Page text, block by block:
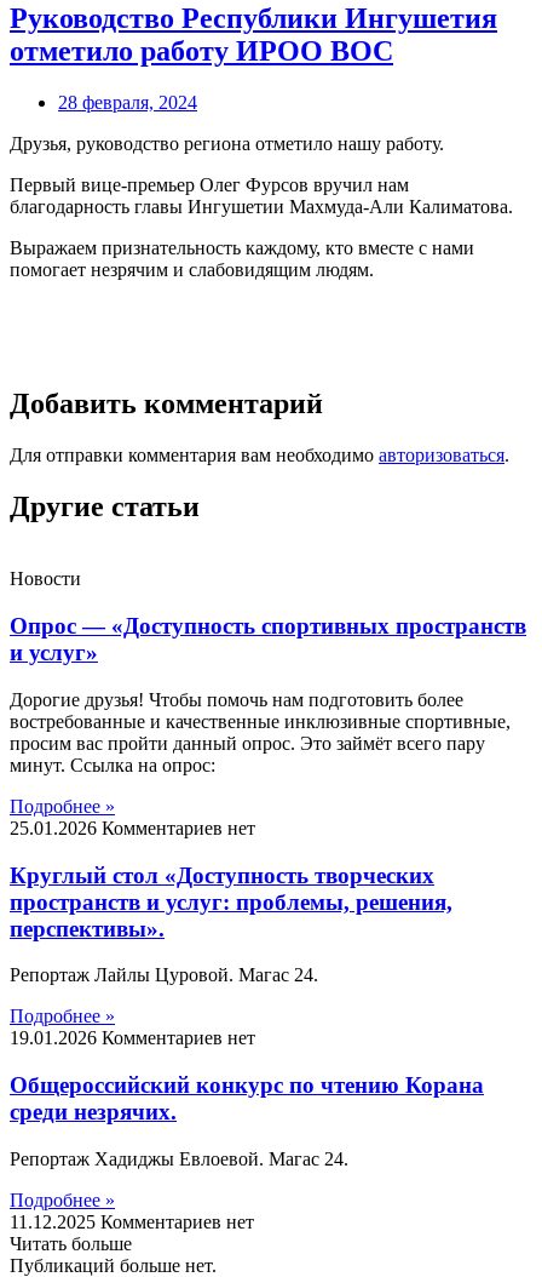
Руководство Республики Ингушетия
отметило работу ИРОО ВОС
28 февраля, 2024
Друзья, руководство региона отметило нашу работу.
Первый вице-премьер Олег Фурсов вручил нам
благодарность главы Ингушетии Махмуда-Али Калиматова.
Выражаем признательность каждому, кто вместе с нами
помогает незрячим и слабовидящим людям.
Добавить комментарий
Для отправки комментария вам необходимо авторизоваться.
Другие статьи
Новости
Опрос — «Доступность спортивных пространств
и услуг»
Дорогие друзья! Чтобы помочь нам подготовить более
востребованные и качественные инклюзивные спортивные,
просим вас пройти данный опрос. Это займёт всего пару
минут. Ссылка на опрос:
Подробнее »
25.01.2026 Комментариев нет
Круглый стол «Доступность творческих
пространств и услуг: проблемы, решения,
перспективы».
Репортаж Лайлы Цуровой. Магас 24.
Подробнее »
19.01.2026 Комментариев нет
Общероссийский конкурс по чтению Корана
среди незрячих.
Репортаж Хадиджы Евлоевой. Магас 24.
Подробнее »
11.12.2025 Комментариев нет
Читать больше
Публикаций больше нет.